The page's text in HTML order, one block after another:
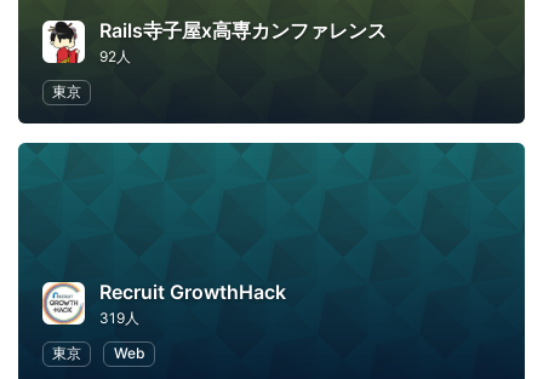
Rails寺子屋x高専カンファレンス
92人
東京
Recruit GrowthHack
319人
東京
Web